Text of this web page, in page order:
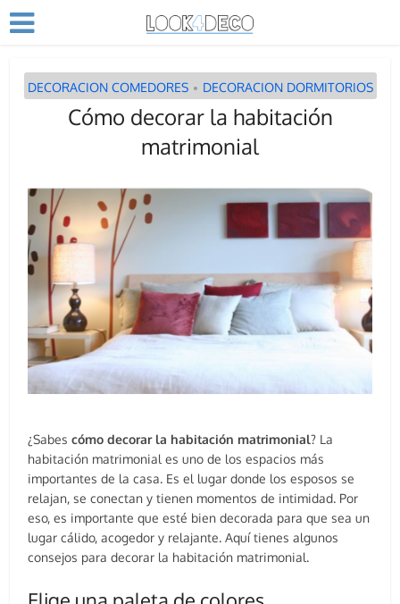
DECORACION COMEDORES • DECORACION DORMITORIOS
Cómo decorar la habitación
matrimonial
¿Sabes cómo decorar la habitación matrimonial? La
habitación matrimonial es uno de los espacios más
importantes de la casa. Es el lugar donde los esposos se
relajan, se conectan y tienen momentos de intimidad. Por
eso, es importante que esté bien decorada para que sea un
lugar cálido, acogedor y relajante. Aquí tienes algunos
consejos para decorar la habitación matrimonial.